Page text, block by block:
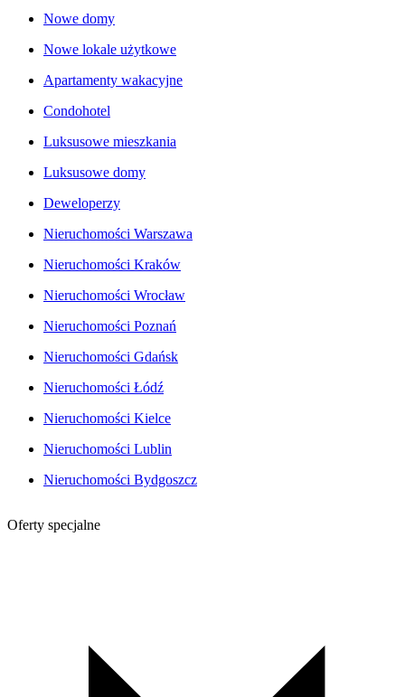
Nowe domy
Nowe lokale użytkowe
Apartamenty wakacyjne
Condohotel
Luksusowe mieszkania
Luksusowe domy
Deweloperzy
Nieruchomości Warszawa
Nieruchomości Kraków
Nieruchomości Wrocław
Nieruchomości Poznań
Nieruchomości Gdańsk
Nieruchomości Łódź
Nieruchomości Kielce
Nieruchomości Lublin
Nieruchomości Bydgoszcz
Oferty specjalne